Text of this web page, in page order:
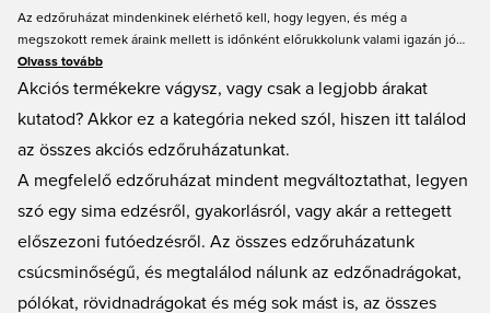
Az edzőruházat mindenkinek elérhető kell, hogy legyen, és még a
megszokott remek áraink mellett is időnként előrukkolunk valami igazán jó
akcióval. Ez az akciós edzőruházat kategóriája, ahol a legjobb ajánlatokat
csípheted el. A minőség kulcsfontosságú, és az itt található termékek sem
találsz. Így te is megtalálhatod a neked való szuper ajánlatot!
Olvass tovább
Akciós termékekre vágysz, vagy csak a legjobb árakat
kutatod? Akkor ez a kategória neked szól, hiszen itt találod
az összes akciós edzőruházatunkat.
A megfelelő edzőruházat mindent megváltoztathat, legyen
szó egy sima edzésről, gyakorlásról, vagy akár a rettegett
előszezoni futóedzésről. Az összes edzőruházatunk
csúcsminőségű, és megtalálod nálunk az edzőnadrágokat,
pólókat, rövidnadrágokat és még sok mást is, az összes